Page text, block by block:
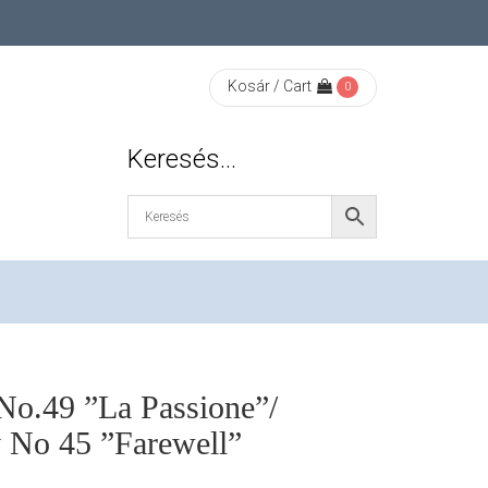
Kosár / Cart 0
Keresés…
”La Passione”/
45 ”Farewell”